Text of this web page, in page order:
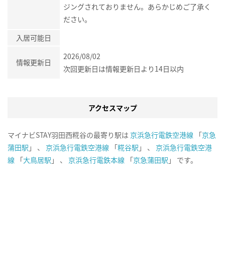
ジングされておりません。あらかじめご了承く
ださい。
入居可能日
情報更新日
2026/08/02
次回更新日は情報更新日より14日以内
アクセスマップ
マイナビSTAY羽田西糀谷の最寄り駅は 京浜急行電鉄空港線 「京急
蒲田駅 」 、 京浜急行電鉄空港線 「糀谷駅 」 、 京浜急行電鉄空港
線 「大鳥居駅 」 、 京浜急行電鉄本線 「京急蒲田駅 」 です。